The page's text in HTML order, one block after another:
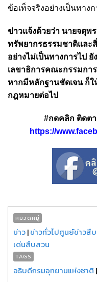
ข้อเท็จจริงอย่างเป็นทาง
ข่าวแจ้งด้วยว่า นายจตุ
ทรัพยากรธรรมชาติและ
อย่างไม่เป็นทางการไป
เลขาธิการคณะกรรมกา
หากมีหลักฐานชัดเจน ก็
กฎหมายต่อไป
#กดคลิก ติดต
https://
หมวดหมู่
ข่าว|ข่าวทั่วไปศูนย์ข่าวสื
เด่นสืบสวน
TAGS
อธิบดีกรมอุทยานแห่งชาติ |